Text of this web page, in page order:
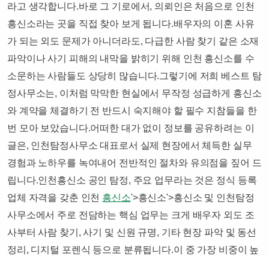
라고 생각합니다.​바로 그 기로에서, 의뢰인은 처음으로 인천
흥신소라는 곳을 직접 찾아 보게 됩니다.​배우자의 이혼 사유
가 되는 외도 문제가 아니더라도, 다급한 사람 찾기 같은 소재
파악이나 사기 피해의 내막을 밝히기 위해 인천 흥신소를 수
소문하는 사람들도 상당히 많습니다.​그렇기에 저희 베스트 탐
정사무소는, 이처럼 막막한 현실에서 무작정 성급하게 흥신소
와 계약을 체결하기 전 반드시 숙지해야 할 필수 지참들을 한
번 모아 보았습니다.​어떠한 대가 없이 정보를 공유하려는 이
글은, 인천탐정사무소 대표로서 실제 현장에서 체득한 실무
경험과 노하우를 녹여내어​ 전반적인 절차와 유의점을 짚어 드
립니다.​​인천흥신소 공인 탐정, 주요 업무라는 것은 ​​정식 등록
업체 자격을 갖춘 인천 흥신소'>흥신소'>흥신소 및 인천탐정
사무소에서 주로 전담하는 핵심 업무는 크게 배우자 외도 조
사부터 사람 찾기, 사기 및 신원 규명, 기타 현장 파악 및 동선
정리, 디지털 포렌식 등으로 분류됩니다.​이 중 가장 비중이 높